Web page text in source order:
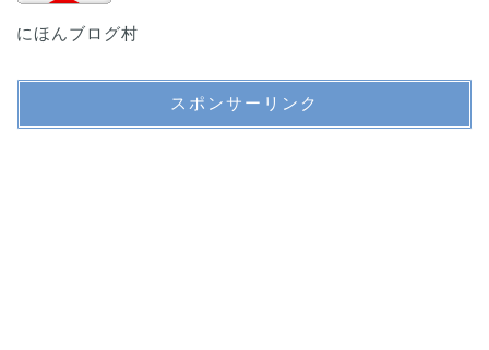
にほんブログ村
スポンサーリンク